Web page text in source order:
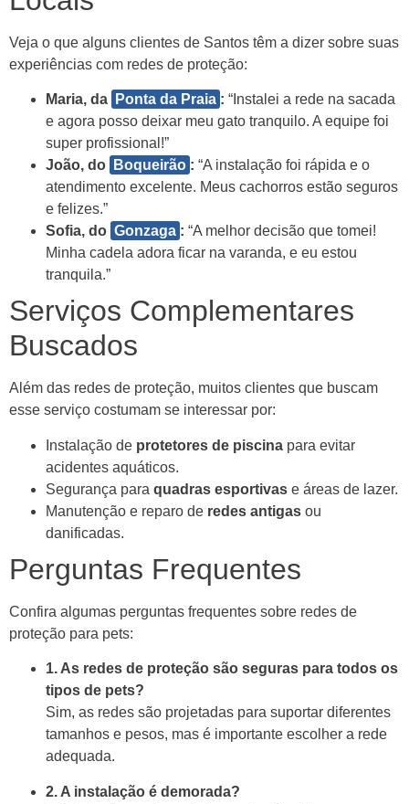
Veja o que alguns clientes de Santos têm a dizer sobre suas
experiências com redes de proteção:
Maria, da Ponta da Praia : “Instalei a rede na sacada
e agora posso deixar meu gato tranquilo. A equipe foi
super profissional!”
João, do
Boqueirão : “A instalação foi rápida e o
atendimento excelente. Meus cachorros estão seguros
e felizes.”
Sofia, do Gonzaga : “A melhor decisão que tomei!
Minha cadela adora ficar na varanda, e eu estou
tranquila.”
Serviços Complementares
Buscados
Além das redes de proteção, muitos clientes que buscam
esse serviço costumam se interessar por:
Instalação de protetores de piscina para evitar
acidentes aquáticos.
Segurança para quadras esportivas e áreas de lazer.
Manutenção e reparo de redes antigas ou
danificadas.
Perguntas Frequentes
Confira algumas perguntas frequentes sobre redes de
proteção para pets:
1. As redes de proteção são seguras para todos os
tipos de pets?
Sim, as redes são projetadas para suportar diferentes
tamanhos e pesos, mas é importante escolher a rede
adequada.
2. A instalação é demorada?